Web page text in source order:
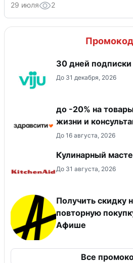
29 июля 2
30 дней
До 31 декабря, 2026
до -20% на
жизни и
До 16 августа, 2026
Кулинарный
До 31 августа, 2026
Получить скидку
повторную
Афише
Все